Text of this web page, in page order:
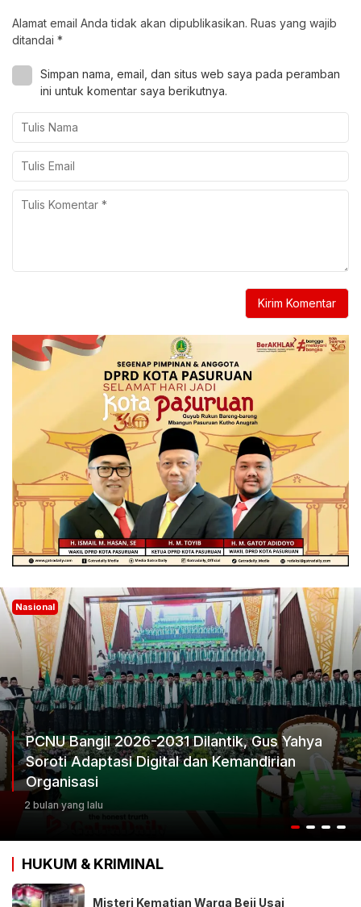
Alamat email Anda tidak akan dipublikasikan. Ruas yang wajib
ditandai *
Simpan nama, email, dan situs web saya pada peramban
ini untuk komentar saya berikutnya.
Nasional
PCNU Bangil 2026-2031 Dilantik, Gus Yahya
Soroti Adaptasi Digital dan Kemandirian
Organisasi
2 bulan yang lalu
HUKUM & KRIMINAL
Misteri Kematian Warga Beji Usai